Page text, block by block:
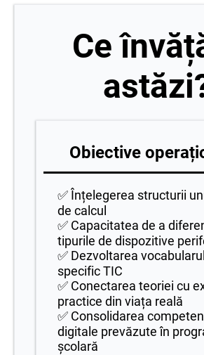
Ce
Obiective
✅ Înțelegerea structurii
de calcul
✅ Capacitatea de a
tipurile de dispozitive
✅ Dezvoltarea
specific TIC
✅ Conectarea teoriei cu
practice din viața reală
✅ Consolidarea
digitale prevăzute în
școlară